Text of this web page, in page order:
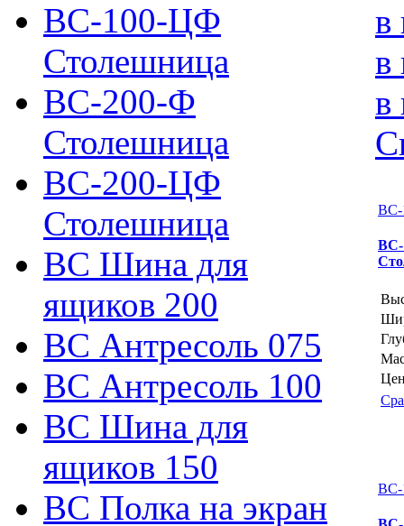
ВС-100-ЦФ
Столешница
ВС-200-Ф
Столешница
ВС-200-ЦФ
Столешница
ВС Шина для
ящиков 200
ВС Антресоль 075
ВС Антресоль 100
ВС Шина для
ящиков 150
ВС Полка на экран
в
в
в
ВС-
ВС-